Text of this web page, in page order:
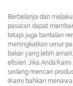
Berbelanja dan
pasaran dapat
tetapi juga bantalan
meningkatkan umur
bakar yang lebih
efisien. Jika
sedang mencari
(Kami bahkan